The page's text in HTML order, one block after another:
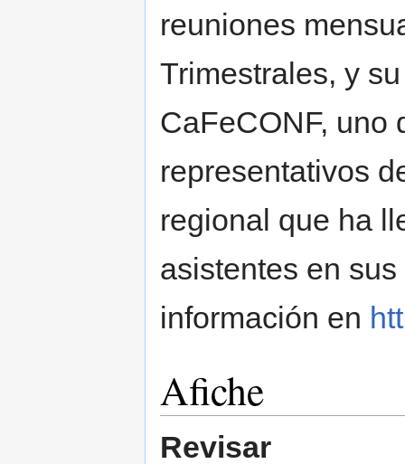
reuniones
Trimestrales, y
CaFeCONF, uno
representativos
regional que ha
asistentes en
información en
Afiche
Revisar